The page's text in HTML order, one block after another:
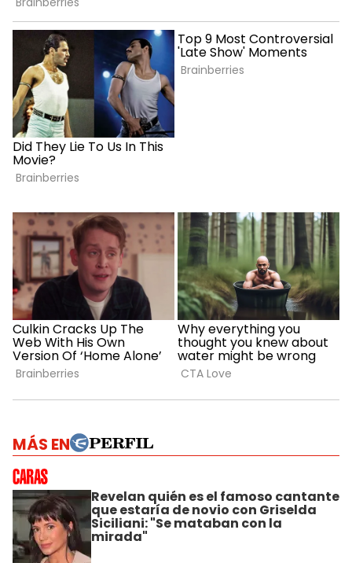
MÁS EN
Revelan quién es el famoso cantante
que estaría de novio con Griselda
Siciliani: "Se mataban con la
mirada"